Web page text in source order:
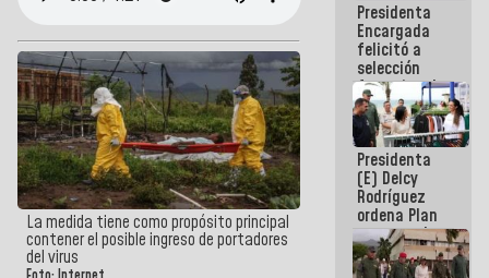
La medida tiene como propósito principal
contener el posible ingreso de portadores
del virus
Presidenta
Encargada
felicitó a
selección
femenina de
baloncesto
por su
clasificación
a la
AmeriCup
2027
Presidenta
(E) Delcy
Rodríguez
ordena Plan
maestro de
desarrollo
logístico y